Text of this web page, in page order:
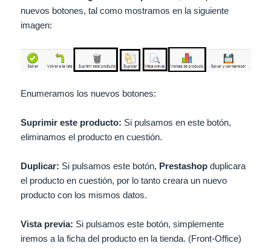
nuevos botones, tal como mostramos en la siguiente
imagen:
Enumeramos los nuevos botones:
Suprimir este producto: Si pulsamos en este botón,
eliminamos el producto en cuestión.
Duplicar: Si pulsamos este botón, Prestashop duplicara
el producto en cuestión, por lo tanto creara un nuevo
producto con los mismos datos.
Vista previa: Si pulsamos este botón, simplemente
iremos a la ficha del producto en la tienda. (Front-Office)